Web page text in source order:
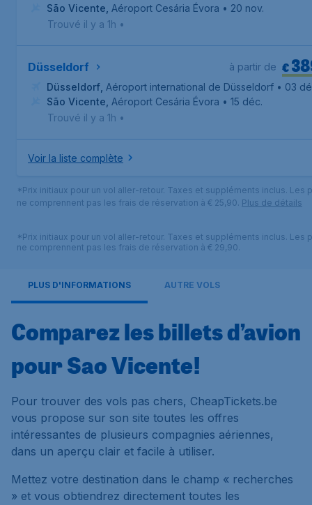
São Vicente Aéroport Cesária Évora • 20 nov.
Trouvé il y a 1h •
Düsseldorf €
à partir de
Düsseldorf Aéroport international de Düsseldorf • 03
São Vicente Aéroport Cesária Évora • 15 déc.
Trouvé il y a 1h •
Voir la liste complète
*Prix initiaux pour un vol aller-retour. Taxes et suppléments inclus. Les
ne comprennent pas les frais de réservation à € 25,90. Plus de détails
*Prix initiaux pour un vol aller-retour. Taxes et suppléments inclus. Les
ne comprennent pas les frais de réservation à € 29,90.
PLUS D'INFORMATIONS AUTRE VOLS
Comparez les billets d’avion
pour Sao Vicente!
Pour trouver des vols pas chers, CheapTickets.be
vous propose sur son site toutes les offres
intéressantes de plusieurs compagnies aériennes,
dans un aperçu clair et facile à utiliser.
Mettez votre destination dans le champ « recherches
» et vous obtiendrez directement toutes les